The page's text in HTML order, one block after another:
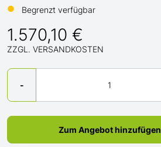
●
Begrenzt verfügbar
1.570,10 €
ZZGL. VERSANDKOSTEN
-
Menge
Zum Angebot hinzufügen